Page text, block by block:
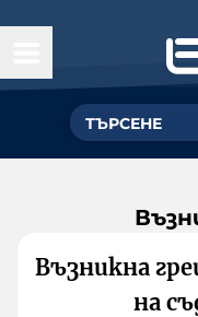
Възникна
на